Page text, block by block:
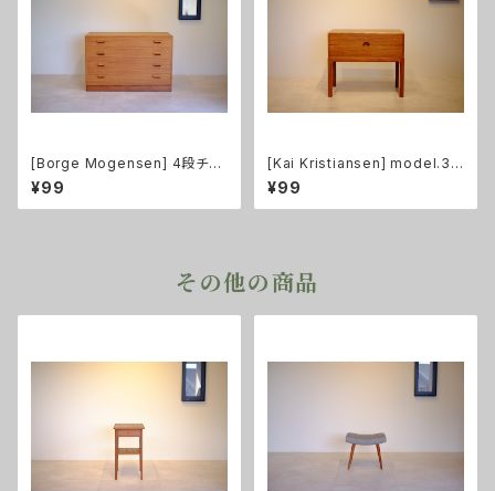
[Borge Mogensen] 4段チェ
スト チーク
¥99
[Kai Kristiansen] model.38
4 2段チェスト チーク
¥99
その他の商品